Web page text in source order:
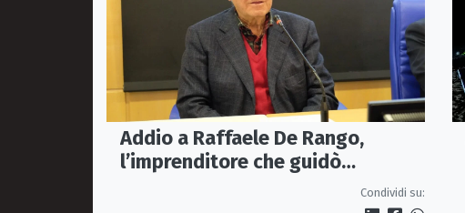
Addio a Raffaele De Rango,
l’imprenditore che guidò
Condividi su: